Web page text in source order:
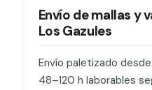
Envío de mallas y
Los Gazules
Envío paletizado
48–120 h laborables